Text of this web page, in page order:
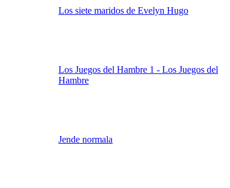
Los siete maridos de Evelyn Hugo
Los Juegos del Hambre 1 - Los Juegos del
Hambre
Jende normala